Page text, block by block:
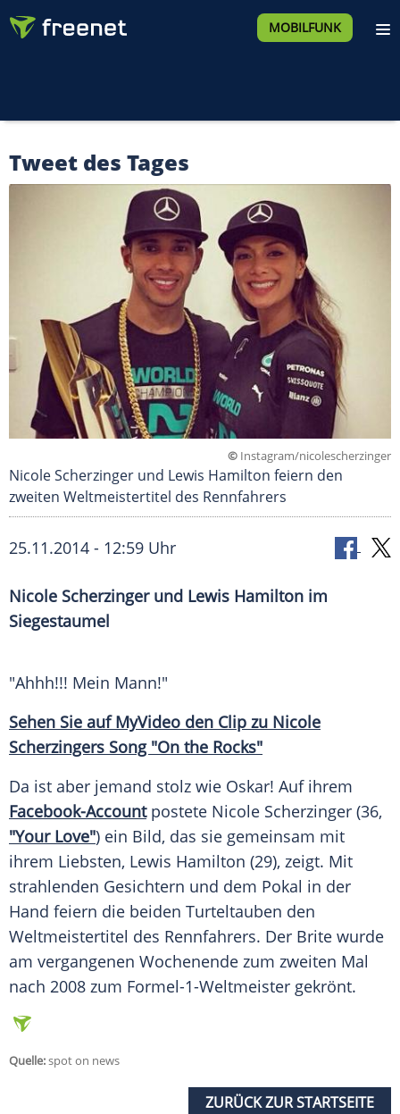
MOBILFUNK
Tweet des Tages
© Instagram/nicolescherzinger
Nicole Scherzinger und Lewis Hamilton feiern den
zweiten Weltmeistertitel des Rennfahrers
25.11.2014 - 12:59 Uhr
Nicole Scherzinger und Lewis Hamilton im
Siegestaumel
"Ahhh!!! Mein Mann!"
Sehen Sie aufMyVideo den Clip zu Nicole
Scherzingers Song "On the Rocks"
Da ist aber jemand stolz wie Oskar! Auf ihrem
Facebook-Accountpostete Nicole Scherzinger (36,
"Your Love") ein Bild, das sie gemeinsam mit
ihrem Liebsten, Lewis Hamilton (29), zeigt. Mit
strahlenden Gesichtern und dem Pokal in der
Hand feiern die beiden Turteltauben den
Weltmeistertitel des Rennfahrers. Der Brite wurde
am vergangenen Wochenende zum zweiten Mal
nach 2008 zum Formel-1-Weltmeister gekrönt.
Quelle:spot on news
ZURÜCK ZUR STARTSEITE